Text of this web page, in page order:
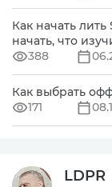
Как начать
начать, что
388
Как выбрать
171
LDPR